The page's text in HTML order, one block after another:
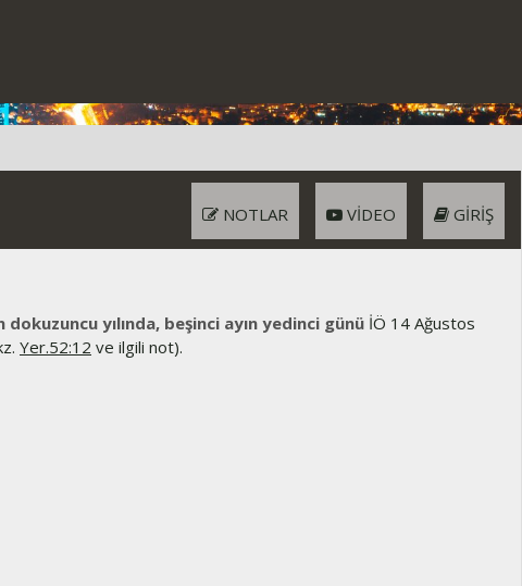
GIRIŞ
VIDEO
NOTLAR
dokuzuncu yılında, beşinci ayın yedinci günü İÖ 14 Ağustos
Yer.52:12 ve ilgili not).